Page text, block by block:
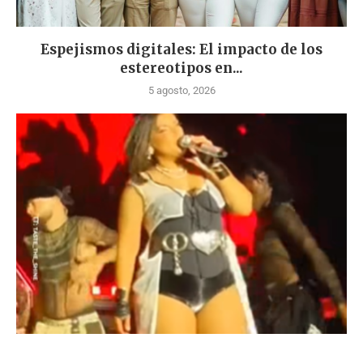
Espejismos digitales: El impacto de los
estereotipos en...
5 agosto, 2026